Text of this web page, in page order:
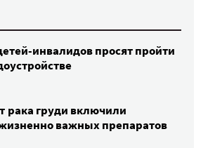
инвалидов просят пройти
рака груди включили
важных препаратов